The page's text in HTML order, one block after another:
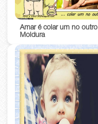
Amar é colar um no outro
Moldura